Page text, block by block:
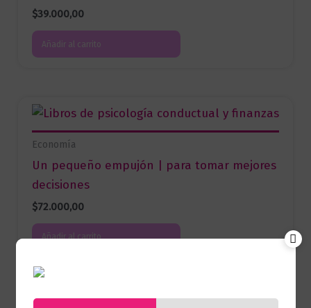
$39.000,00
Añadir al carrito
Economía
Un pequeño empujón | para tomar mejores
decisiones
$72.000,00
Añadir al carrito